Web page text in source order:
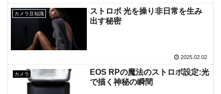
カメラ豆知識
ストロボ 光を操り非日常を生み
出す秘密
2025.02.02
カメラ
EOS RPの魔法のストロボ設定:光
で描く神秘の瞬間